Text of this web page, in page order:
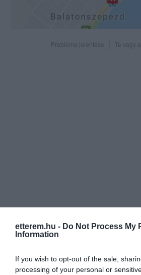
etterem.hu - Do Not Process My
Information
If you wish to opt-out of the sale,
processing of your personal or
Probléma jelentése Te vagy